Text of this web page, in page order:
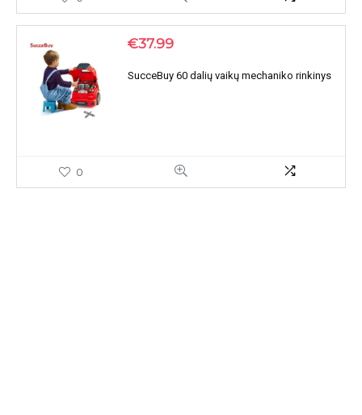
€37.99
SucceBuy 60 dalių vaikų mechaniko rinkinys
0